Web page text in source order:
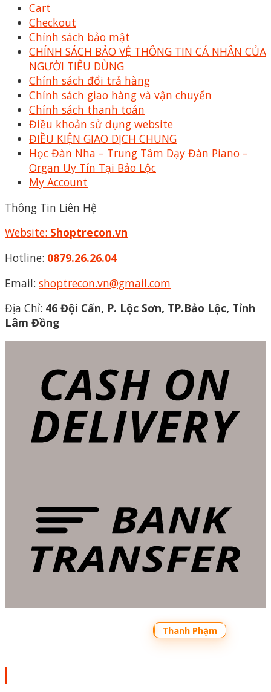
Cart
Checkout
Chính sách bảo mật
CHÍNH SÁCH BẢO VỆ THÔNG TIN CÁ NHÂN CỦA
NGƯỜI TIÊU DÙNG
Chính sách đổi trả hàng
Chính sách giao hàng và vận chuyển
Chính sách thanh toán
Điều khoản sử dụng website
ĐIỀU KIỆN GIAO DỊCH CHUNG
Học Đàn Nha – Trung Tâm Dạy Đàn Piano –
Organ Uy Tín Tại Bảo Lộc
My Account
Thông Tin Liên Hệ
Website: Shoptrecon.vn
Hotline: 0879.26.26.04
Email: shoptrecon.vn@gmail.com
Địa Chỉ: 46 Đội Cấn, P. Lộc Sơn, TP.Bảo Lộc, Tỉnh
Lâm Đồng
Thanh Phạm